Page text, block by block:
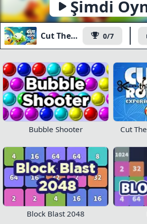
Şimdi
Cut The Rope Magic 0/7
Bubble Shooter Cut
Block Blast 2048